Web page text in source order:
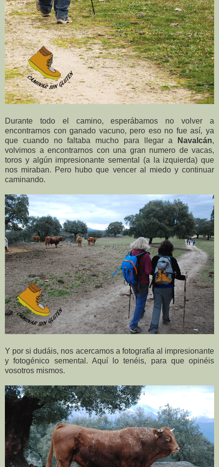
Durante todo el camino, esperábamos no volver a
encontrarnos con ganado vacuno, pero eso no fue así, ya
que cuando no faltaba mucho para llegar a
Navalcán,
volvimos a encontrarnos con una gran numero de vacas,
toros y algún impresionante semental (a la izquierda) que
nos miraban. Pero hubo que vencer al miedo y continuar
caminando.
Y por si dudáis, nos acercamos a fotografía al impresionante
y fotogénico semental. Aquí lo tenéis, para que opinéis
vosotros mismos.